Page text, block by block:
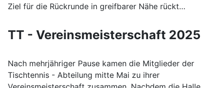
Ziel für die Rückrunde in greifbarer Nähe rückt…
TT - Vereinsmeisterschaft 2025
Nach mehrjähriger Pause kamen die Mitglieder der
Tischtennis - Abteilung mitte Mai zu ihrer